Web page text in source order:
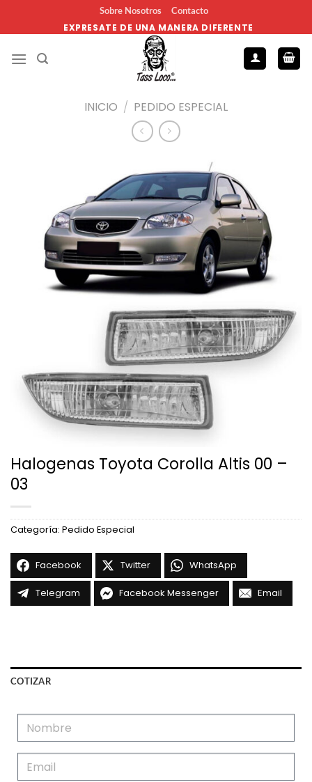
Sobre Nosotros Contacto
EXPRESATE DE UNA MANERA DIFERENTE
INICIO / PEDIDO ESPECIAL
Halogenas Toyota Corolla Altis 00 –
03
Categoría: Pedido Especial
Facebook Twitter WhatsApp
Telegram Facebook Messenger Email
COTIZAR